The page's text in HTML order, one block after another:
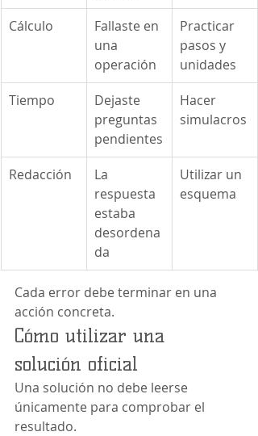
Cálculo
Fallaste en
una
operación
Practicar
pasos y
unidades
Tiempo
Dejaste
preguntas
pendientes
Hacer
simulacros
Redacción
La
respuesta
estaba
desordena
da
Utilizar un
esquema
Cada error debe terminar en una
acción concreta.
Cómo utilizar una
solución oficial
Una solución no debe leerse
únicamente para comprobar el
resultado.